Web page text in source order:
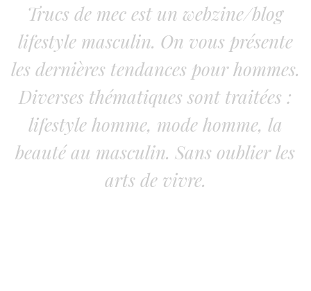
Trucs de mec est un webzine/blog
lifestyle masculin. On vous présente
les dernières tendances pour hommes.
Diverses thématiques sont traitées :
lifestyle homme, mode homme, la
beauté au masculin. Sans oublier les
arts de vivre.